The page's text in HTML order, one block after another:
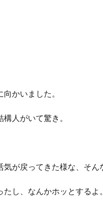
かいました。
人がいて驚き。
が戻ってきた様な、そん
し、なんかホッとするよ。